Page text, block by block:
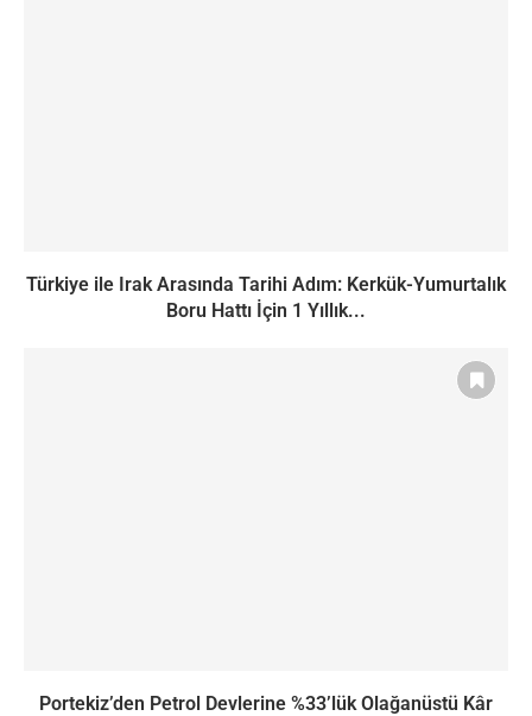
Türkiye ile Irak Arasında Tarihi Adım: Kerkük-Yumurtalık
Boru Hattı İçin 1 Yıllık...
Portekiz’den Petrol Devlerine %33’lük Olağanüstü Kâr